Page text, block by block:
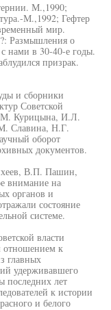
М.,1990;
М.,1992; Гефтер
мир.
Размышления о
нами в 30-40-е годы.
призрак.
и сборники
Советской
Курицына, И.Л.
Славина, Н.Г.
оборот
документов.
В.П. Пашин,
внимание на
органов и
состояние
системе.
власти
отношением к
главных
удерживавшего
последних лет
к истории
и белого